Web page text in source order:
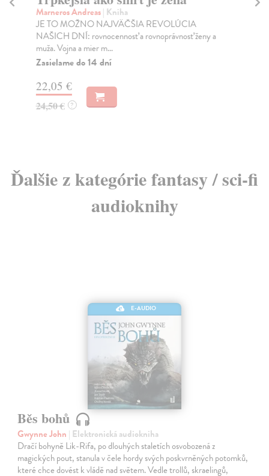
Marneros Andreas| Kniha
JE TO MOŽNO NAJVÄČŠIA REVOLÚCIA
NAŠICH DNÍ: rovnocennosť a rovnoprávnosť ženy a
muža. Vojna a mier m...
Zasielame do 14 dní
22,05 €
24,50 € ?
Ďalšie z kategórie fantasy / sci-fi
audioknihy
E-AUDIO
Běs bohů
Gwynne John | Elektronická audiokniha
Dračí bohyně Lik-Rifa, po dlouhých staletích osvobozená z
magických pout, stanula v čele hordy svých poskvrněných potomků,
které chce dovést k vládě nad světem. Vedle trollů, skraelingů,